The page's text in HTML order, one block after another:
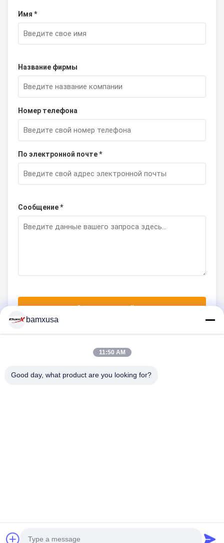
Имя *
Название фирмы
Номер телефона
По электронной почте *
Сообщение *
Отправить сейчас
bamxusa
11:50 AM
Good day, what product are you looking for?